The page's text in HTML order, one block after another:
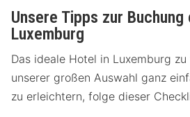
Unsere Tipps zur
Luxemburg
Das ideale Hotel in Luxemburg
unserer großen Auswahl ganz
zu erleichtern, folge dieser